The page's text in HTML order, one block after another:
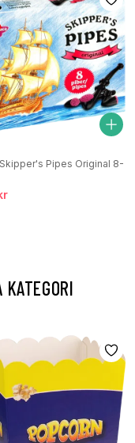
Pipes Original 8-
KATEGORI